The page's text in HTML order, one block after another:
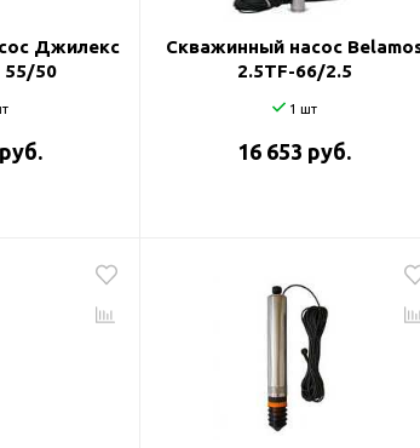
Джилекс
50
Скважинный насос
2.5TF-66/2.5
1 шт
16 653 руб.